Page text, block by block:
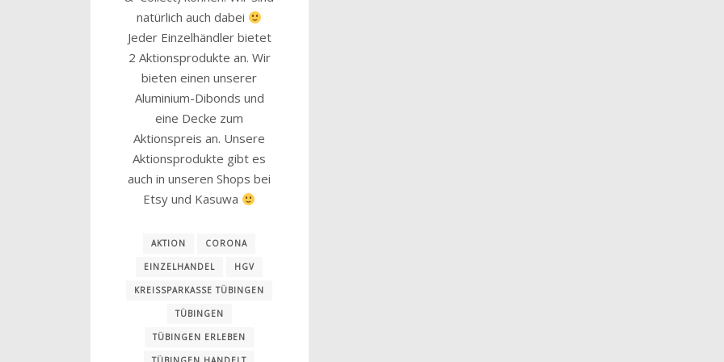
natürlich auch dabei
Jeder Einzelhändler bietet
2 Aktionsprodukte an. Wir
bieten einen unserer
Aluminium-Dibonds und
eine Decke zum
Aktionspreis an. Unsere
Aktionsprodukte gibt es
auch in unseren Shops bei
Etsy und Kasuwa
AKTION CORONA
EINZELHANDEL HGV
KREISSPARKASSE TÜBINGEN
TÜBINGEN
TÜBINGEN ERLEBEN